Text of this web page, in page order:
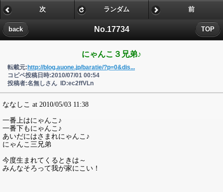
No.17734
back TOP
次 ランダム 前
にゃんこ３兄弟♪
転載元: http://blog.auone.jp/baratie/?p=0&dis...
コピペ投稿日時:2010/07/01 00:54
投稿者:名無しさん ID:ec2ffVLn
ななしこ at 2010/05/03 11:38
一番上はにゃんこ♪
一番下もにゃんこ♪
あいだにはさまれにゃんこ♪
にゃんこ三兄弟
今度生まれてくるときは～
みんなそろって我が家にこい！